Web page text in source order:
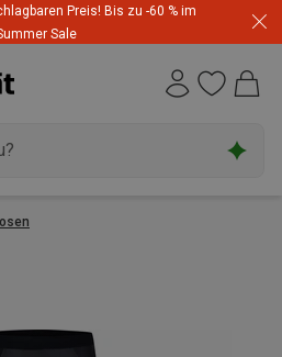
Preis! Bis zu -60 % im
Sale